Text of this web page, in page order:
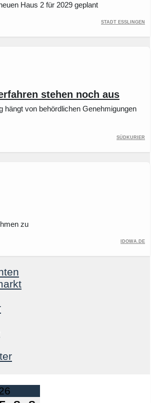
Haus 2 für 2029 geplant
Stadt Esslingen
stehen noch aus
von behördlichen Genehmigungen
Südkurier
zu
idowa.de